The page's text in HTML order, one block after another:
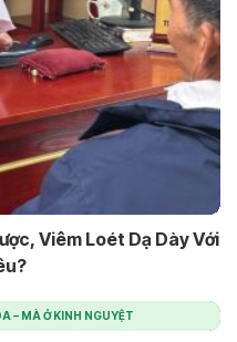
Viêm Loét Dạ Dày Với
– MÀ Ở KINH NGUYỆT